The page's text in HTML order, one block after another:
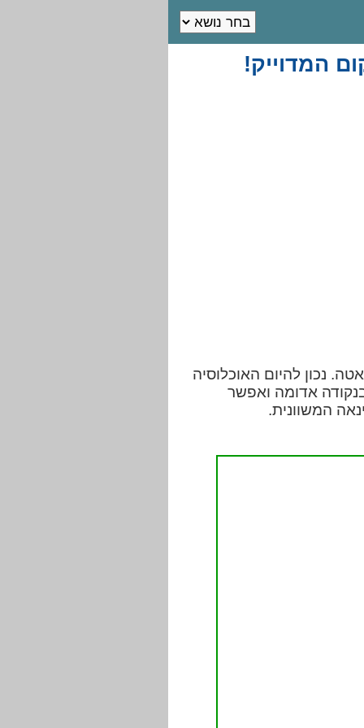
המדוייק!
נכון להיום האוכלוסיה
בנקודה אדומה ואפשר
המשוונית.